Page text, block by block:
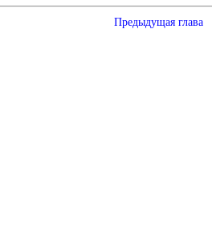
Предыдущая глава